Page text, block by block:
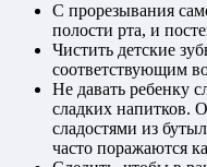
С прорезывания
полости рта, и
Чистить детские
соответствующим
Не давать ребенку
сладких напитков.
сладостями из
часто поражаются